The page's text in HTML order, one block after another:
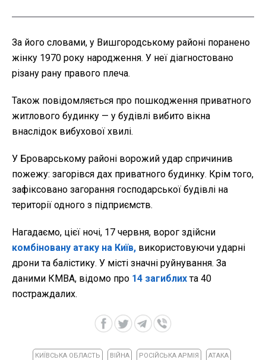
За його словами, у Вишгородському районі поранено
жінку 1970 року народження. У неї діагностовано
різану рану правого плеча.
Також повідомляється про пошкодження приватного
житлового будинку — у будівлі вибито вікна
внаслідок вибухової хвилі.
У Броварському районі ворожий удар спричинив
пожежу: загорівся дах приватного будинку. Крім того,
зафіксовано загорання господарської будівлі на
території одного з підприємств.
Нагадаємо, цієї ночі, 17 червня, ворог здійсни
комбіновану атаку на Київ, використовуючи ударні
дрони та балістику. У місті значні руйнування. За
даними КМВА, відомо про 14 загиблихта 40
постраждалих.
КИЇВСЬКА ОБЛАСТЬ ВІЙНА РОСІЙСЬКА АРМІЯ АТАКА